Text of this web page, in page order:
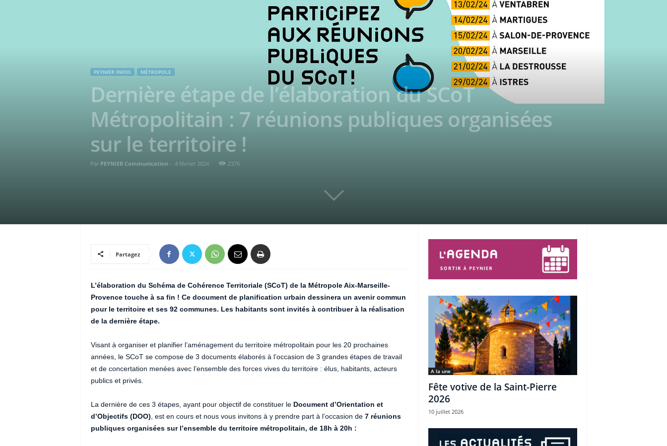
PEYNIER INFOS MÉTROPOLE
Dernière étape de l’élaboration du SCoT
Métropolitain : 7 réunions publiques organisées
sur le territoire !
Par PEYNIER Communication - 4 février 2024 2376
Partagez
L’élaboration du Schéma de Cohérence Territoriale (SCoT) de la Métropole Aix-Marseille-
Provence touche à sa fin ! Ce document de planification urbain dessinera un avenir commun
pour le territoire et ses 92 communes. Les habitants sont invités à contribuer à la réalisation
de la dernière étape.
Visant à organiser et planifier l’aménagement du territoire métropolitain pour les 20 prochaines
années, le SCoT se compose de 3 documents élaborés à l’occasion de 3 grandes étapes de travail
et de concertation menées avec l’ensemble des forces vives du territoire : élus, habitants, acteurs
publics et privés.
La dernière de ces 3 étapes, ayant pour objectif de constituer le Document d’Orientation et
d’Objectifs (DOO) , est en cours et nous vous invitons à y prendre part à l’occasion de 7 réunions
publiques organisées sur l’ensemble du territoire métropolitain, de 18h à 20h :
A la une
Fête votive de la Saint-Pierre
2026
10 juillet 2026